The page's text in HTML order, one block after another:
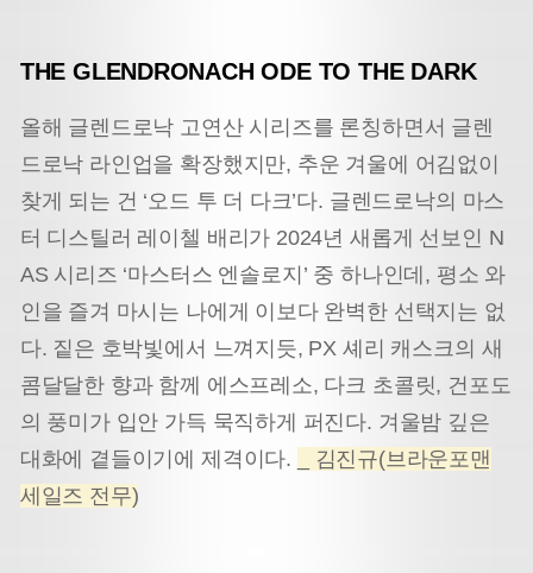
THE GLENDRONACH ODE TO THE DARK
올해 글렌드로낙 고연산 시리즈를 론칭하면서 글렌
드로낙 라인업을 확장했지만, 추운 겨울에 어김없이
찾게 되는 건 ‘오드 투 더 다크’다. 글렌드로낙의 마스
터 디스틸러 레이첼 배리가 2024년 새롭게 선보인 N
AS 시리즈 ‘마스터스 엔솔로지’ 중 하나인데, 평소 와
인을 즐겨 마시는 나에게 이보다 완벽한 선택지는 없
다. 짙은 호박빛에서 느껴지듯, PX 셰리 캐스크의 새
콤달달한 향과 함께 에스프레소, 다크 초콜릿, 건포도
의 풍미가 입안 가득 묵직하게 퍼진다. 겨울밤 깊은
대화에 곁들이기에 제격이다.
_ 김진규(브라운포맨
세일즈 전무)